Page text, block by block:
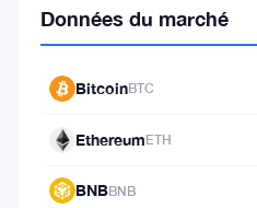
VERS
Données du marché
BitcoinBTC
EthereumETH
BNBBNB